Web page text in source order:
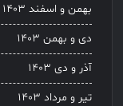
بهمن و اسفند ۱۴۰۳
دی و بهمن ۱۴۰۳
آذر و دی ۱۴۰۳
تیر و مرداد ۱۴۰۳